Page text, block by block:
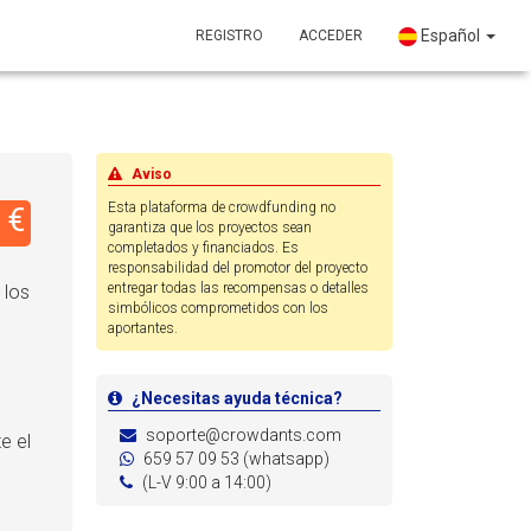
REGISTRO ACCEDER Español
los
el
Aviso
Esta plataforma de crowdfunding no
garantiza que los proyectos sean
completados y financiados. Es
responsabilidad del promotor del proyecto
entregar todas las recompensas o detalles
simbólicos comprometidos con los
aportantes.
¿Necesitas ayuda técnica?
soporte@crowdants.com
659 57 09 53 (whatsapp)
(L-V 9:00 a 14:00)